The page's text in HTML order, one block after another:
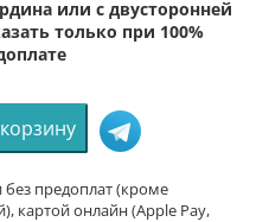
или с двусторонней
только при 100%
предоплат (кроме
картой онлайн (Apple Pay,